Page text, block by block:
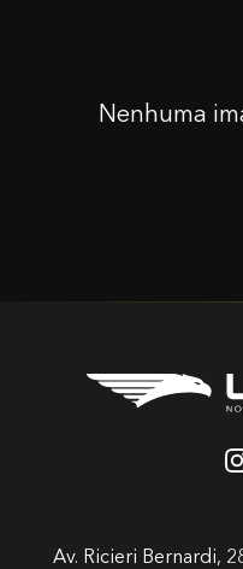
Nenhuma
Av. Ricieri Bernardi,